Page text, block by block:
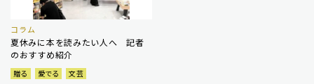
コラム
夏休みに本を読みたい人へ 記者
のおすすめ紹介
贈る 愛でる
文芸